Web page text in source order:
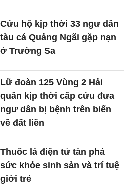
Cứu hộ kịp thời 33 ngư dân
tàu cá Quảng Ngãi gặp nạn
ở Trường Sa
Lữ đoàn 125 Vùng 2 Hải
quân kịp thời cấp cứu đưa
ngư dân bị bệnh trên biển
về đất liền
Thuốc lá điện tử tàn phá
sức khỏe sinh sản và trí tuệ
giới trẻ